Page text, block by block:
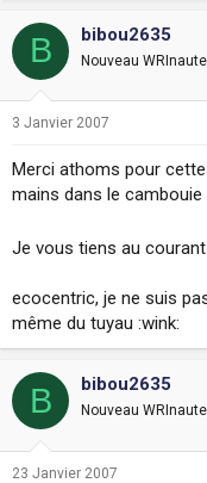
B bibou2635
Nouveau WRInaute
3 Janvier 2007
Merci athoms pour
mains dans le cambouie
Je vous tiens au courant
ecocentric, je ne suis
même du tuyau :wink:
B bibou2635
Nouveau WRInaute
23 Janvier 2007